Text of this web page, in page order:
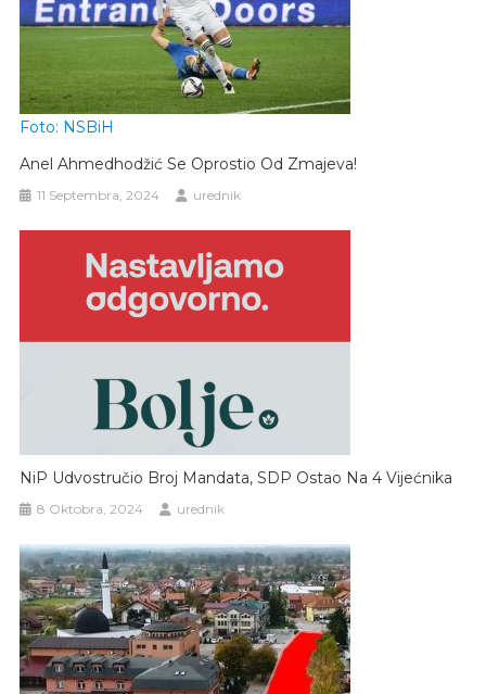
Foto: NSBiH
Anel Ahmedhodžić Se Oprostio Od Zmajeva!
11 Septembra, 2024 urednik
NiP Udvostručio Broj Mandata, SDP Ostao Na 4 Vijećnika
8 Oktobra, 2024 urednik